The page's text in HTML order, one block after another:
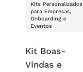
Kits Personalizados
para Empresas,
Onboarding e
Eventos
Kit Boas-
Vindas e